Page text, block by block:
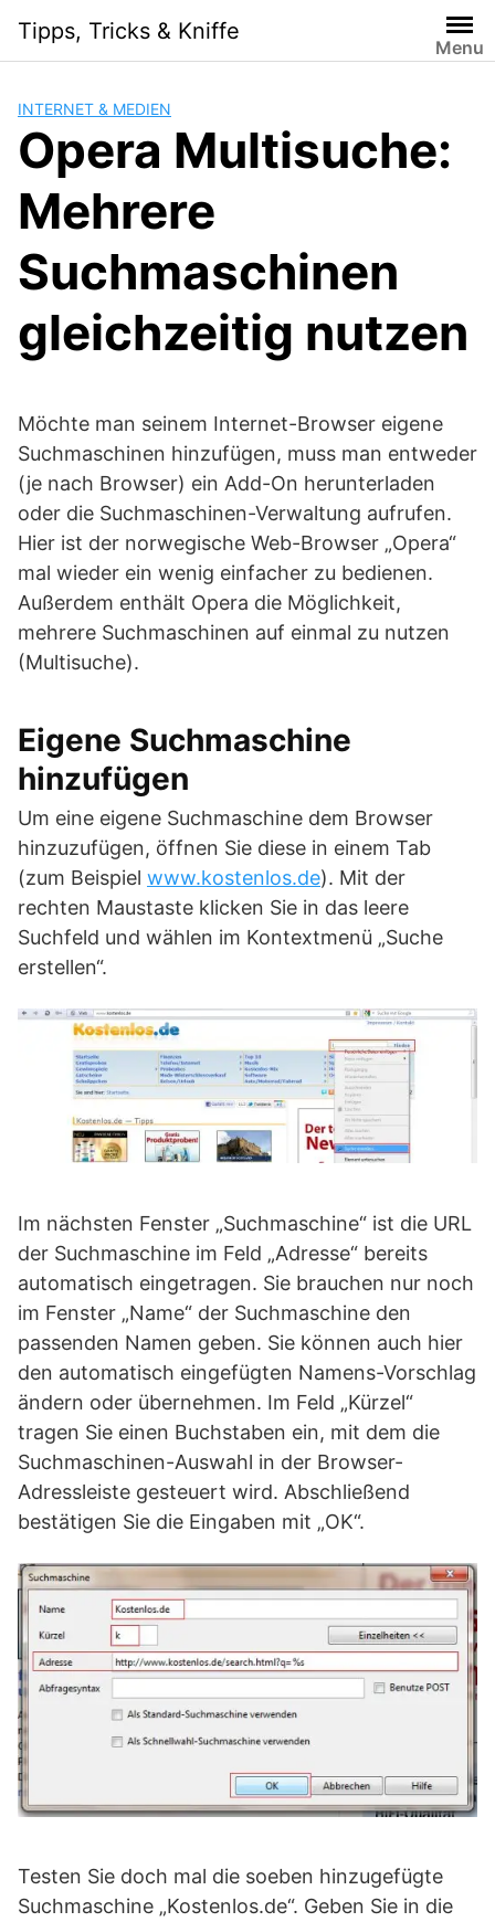
i
Tipps, Tricks & Kniffe
Menu
INTERNET & MEDIEN
Opera Multisuche:
Mehrere
Suchmaschinen
gleichzeitig nutzen
Möchte man seinem Internet-Browser eigene
Suchmaschinen hinzufügen, muss man entweder
(je nach Browser) ein Add-On herunterladen
oder die Suchmaschinen-Verwaltung aufrufen.
Hier ist der norwegische Web-Browser „Opera“
mal wieder ein wenig einfacher zu bedienen.
Außerdem enthält Opera die Möglichkeit,
mehrere Suchmaschinen auf einmal zu nutzen
(Multisuche).
Eigene Suchmaschine
hinzufügen
Um eine eigene Suchmaschine dem Browser
hinzuzufügen, öffnen Sie diese in einem Tab
(zum Beispiel www.kostenlos.de). Mit der
rechten Maustaste klicken Sie in das leere
Suchfeld und wählen im Kontextmenü „Suche
erstellen“.
Im nächsten Fenster „Suchmaschine“ ist die URL
der Suchmaschine im Feld „Adresse“ bereits
automatisch eingetragen. Sie brauchen nur noch
im Fenster „Name“ der Suchmaschine den
passenden Namen geben. Sie können auch hier
den automatisch eingefügten Namens-Vorschlag
ändern oder übernehmen. Im Feld „Kürzel“
tragen Sie einen Buchstaben ein, mit dem die
Suchmaschinen-Auswahl in der Browser-
Adressleiste gesteuert wird. Abschließend
bestätigen Sie die Eingaben mit „OK“.
Testen Sie doch mal die soeben hinzugefügte
Suchmaschine „Kostenlos.de“. Geben Sie in die